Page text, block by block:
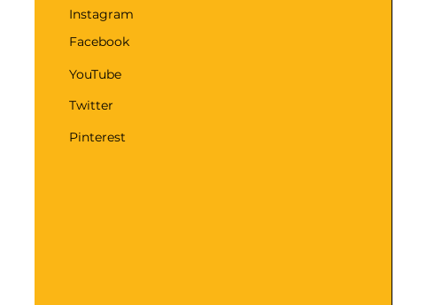
Instagram
Facebook
YouTube
Twitter
Pinterest